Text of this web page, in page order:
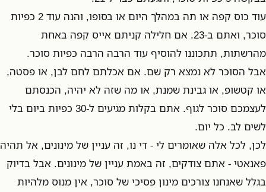
עוד כוס קפה או תה במהלך היום או בסופו, והנה עוד 2 כפיות
סוכר, ואתם ב-23. אם חלילה קניתם אייס קפה באחת
מהרשתות, תתכוננו להוסיף עוד הרבה הרבה כפיות סוכר.
אבל הסוכר לא נמצא רק שם. אם אכלתם לחם לבן, או פסטה,
או קטשופ, או גבינת שמנת, או מה שזה לא יהיה, הכנסתם
לעצמכם סוכר לגוף. אתם בקלות מגיעים ל-30 כפיות ביום בלי
לשים לב. כל יום.
לכן, לכל אלה שאומרים לי - די נו, זה עניין של מינונים, אל תהיה
פאנאטי - אתם צודקים, זה באמת עניין של מינונים. אבל בדיוק
בגלל שאנחנו צורכים מינון פסיכי של סוכר, אין מנוס מלהיות